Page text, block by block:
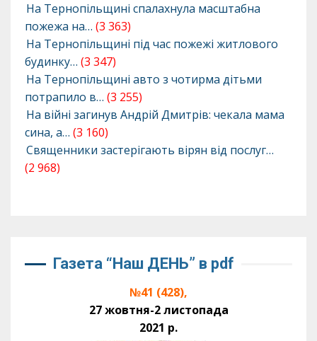
На Тернопільщині спалахнула масштабна
пожежа на… (3 363)
На Тернопільщині під час пожежі житлового
будинку… (3 347)
На Тернопільщині авто з чотирма дітьми
потрапило в… (3 255)
На війні загинув Андрій Дмитрів: чекала мама
сина, а… (3 160)
Священники застерігають вірян від послуг…
(2 968)
Газета “Наш ДЕНЬ” в pdf
№41 (428),
27 жовтня-2 листопада
2021 р.